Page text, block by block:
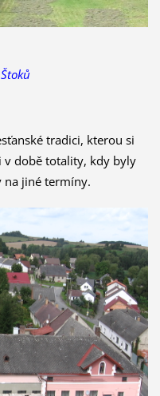
tradici, kterou si
v době totality, kdy byly
na jiné termíny.